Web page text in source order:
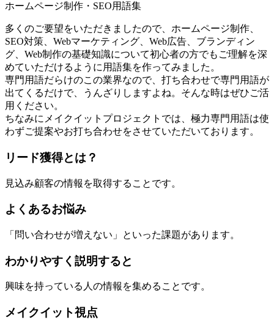
ホームページ制作・SEO用語集
多くのご要望をいただきましたので、ホームページ制作、
SEO対策、Webマーケティング、Web広告、ブランディン
グ、Web制作の基礎知識について初心者の方でもご理解を深
めていただけるように用語集を作ってみました。
専門用語だらけのこの業界なので、打ち合わせで専門用語が
出てくるだけで、うんざりしますよね。そんな時はぜひご活
用ください。
ちなみにメイクイットプロジェクトでは、極力専門用語は使
わずご提案やお打ち合わせをさせていただいております。
リード獲得とは？
見込み顧客の情報を取得することです。
よくあるお悩み
「問い合わせが増えない」といった課題があります。
わかりやすく説明すると
興味を持っている人の情報を集めることです。
メイクイット視点